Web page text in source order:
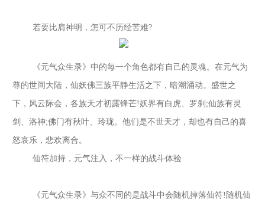
若要比肩神明，怎可不历经苦难?
《元气众生录》中的每一个角色都有自己的灵魂。在元气为
尊的世间大陆，仙妖佛三族平静生活之下，暗潮涌动。盛世之
下，风云际会，各族天才初露锋芒!妖界有白虎、罗刹;仙族有灵
剑、洛神;佛门有秋叶、玲珑。他们是不世天才，却也有自己的喜
怒哀乐，悲欢离合。
仙符加持，元气注入，不一样的战斗体验
《元气众生录》与众不同的是战斗中会随机掉落仙符!随机仙